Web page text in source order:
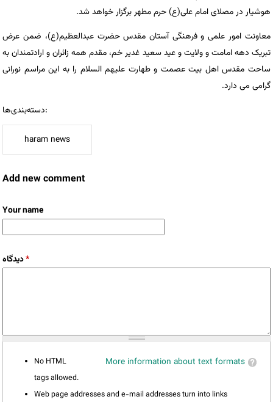
هوشیار در مصلای امام علی(ع) حرم مطهر برگزار خواهد شد.
معاونت امور علمی و فرهنگی آستان مقدس حضرت عبدالعظیم(ع)، ضمن عرض
تبریک دهه امامت و ولایت و عید سعید غدیر خم، مقدم همه زائران و ارادتمندان به
ساحت مقدس اهل بیت عصمت و طهارت علیهم السلام را به این مراسم نورانی
گرامی می دارد.
دسته‌بندی‌ها:
haram news
Add new comment
Your name
دیدگاه*
More information about text formats
No HTML
tags allowed.
Web page addresses and e-mail addresses turn into links